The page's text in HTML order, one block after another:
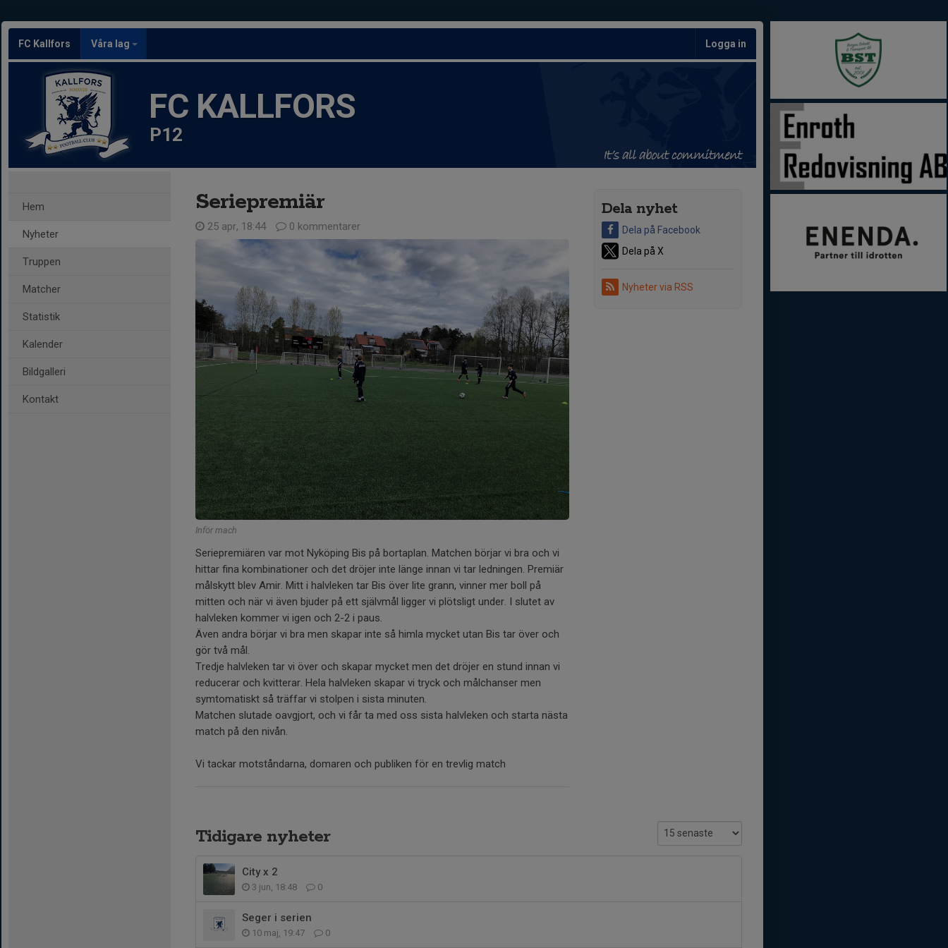
FC Kallfors Våra lag Logga in
FC KALLFORS
P12
Hem
Nyheter
Truppen
Matcher
Statistik
Kalender
Bildgalleri
Kontakt
Dela nyhet
Dela på Facebook
Dela på X
Nyheter via RSS
Seriepremiär
25 apr, 18:44 0 kommentarer
Inför mach
Seriepremiären var mot Nyköping Bis på bortaplan. Matchen börjar vi bra och vi
hittar fina kombinationer och det dröjer inte länge innan vi tar ledningen. Premiär
målskytt blev Amir. Mitt i halvleken tar Bis över lite grann, vinner mer boll på
mitten och när vi även bjuder på ett självmål ligger vi plötsligt under. I slutet av
halvleken kommer vi igen och 2-2 i paus.
Även andra börjar vi bra men skapar inte så himla mycket utan Bis tar över och
gör två mål.
Tredje halvleken tar vi över och skapar mycket men det dröjer en stund innan vi
reducerar och kvitterar. Hela halvleken skapar vi tryck och målchanser men
symtomatiskt så träffar vi stolpen i sista minuten.
Matchen slutade oavgjort, och vi får ta med oss sista halvleken och starta nästa
match på den nivån.
Vi tackar motståndarna, domaren och publiken för en trevlig match
Tidigare nyheter
City x 2
3 jun, 18:48 0
Seger i serien
10 maj, 19:47 0